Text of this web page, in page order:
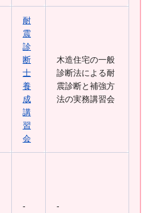
耐
震
診
断
士
養
成
講
習
会
木造住宅の一般
診断法による耐
震診断と補強方
法の実務講習会
- -